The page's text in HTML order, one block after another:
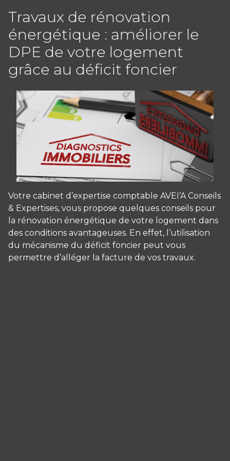
Travaux de rénovation
énergétique : améliorer le
DPE de votre logement
grâce au déficit foncier
Votre cabinet d’expertise comptable AVEI’A Conseils
& Expertises, vous propose quelques conseils pour
la rénovation énergétique de votre logement dans
des conditions avantageuses. En effet, l’utilisation
du mécanisme du déficit foncier peut vous
permettre d’alléger la facture de vos travaux.